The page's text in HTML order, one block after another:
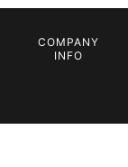
COMPANY
INFO